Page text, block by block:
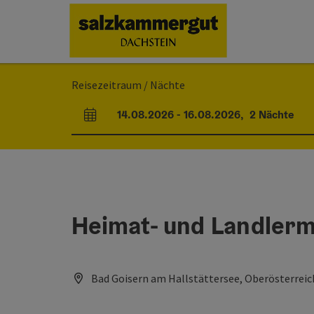
[0]
Zur Navigation[1]
Zum Seitenanfang
Reisezeitraum / Nächte
An- und Abreisefelder
14.08.2026- 16.08.2026, 2 Nächte
Heimat- und
Bad Goisern am Hallstättersee,